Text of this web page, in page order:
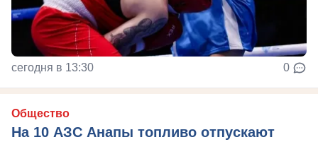
сегодня в 13:30 0
Общество
На 10 АЗС Анапы топливо отпускают